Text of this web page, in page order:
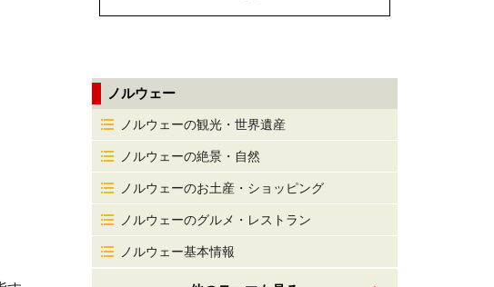
ノルウェー
ノルウェーの観光・世界遺産
ノルウェーの絶景・自然
ノルウェーのお土産・ショッピング
ノルウェーのグルメ・レストラン
ノルウェー基本情報